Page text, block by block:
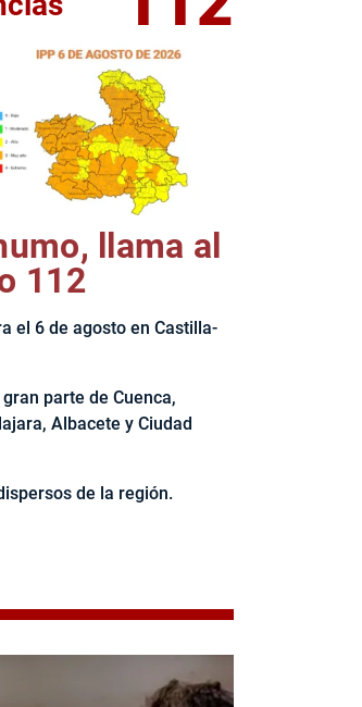
Emiliano García-
llama al
112
el 6 de agosto en Castilla-
gran parte de Cuenca,
Albacete y Ciudad
de la región.